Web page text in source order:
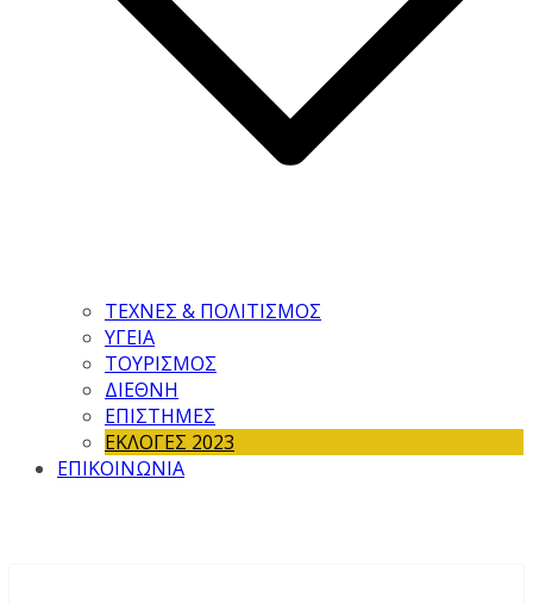
ΤΕΧΝΕΣ & ΠΟΛΙΤΙΣΜΟΣ
ΥΓΕΙΑ
ΤΟΥΡΙΣΜΟΣ
ΔΙΕΘΝΗ
ΕΠΙΣΤΗΜΕΣ
ΕΚΛΟΓΕΣ 2023
ΕΠΙΚΟΙΝΩΝΙΑ